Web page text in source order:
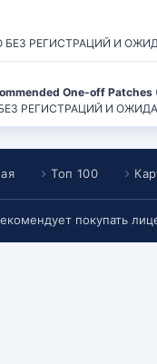
РЕГИСТРАЦИЙ И
One-off Patches
РЕГИСТРАЦИЙ И
Топ 100
покупать